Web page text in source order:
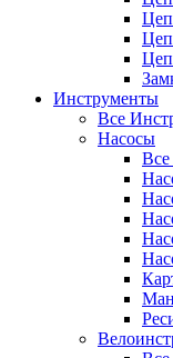
Инструменты
Все
Насосы